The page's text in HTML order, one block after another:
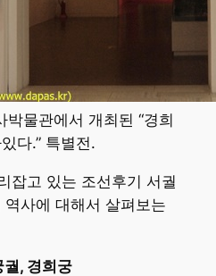
물관에서 개최된 “경희
다.” 특별전.
잡고 있는 조선후기 서궐
사에 대해서 살펴보는
궐, 경희궁